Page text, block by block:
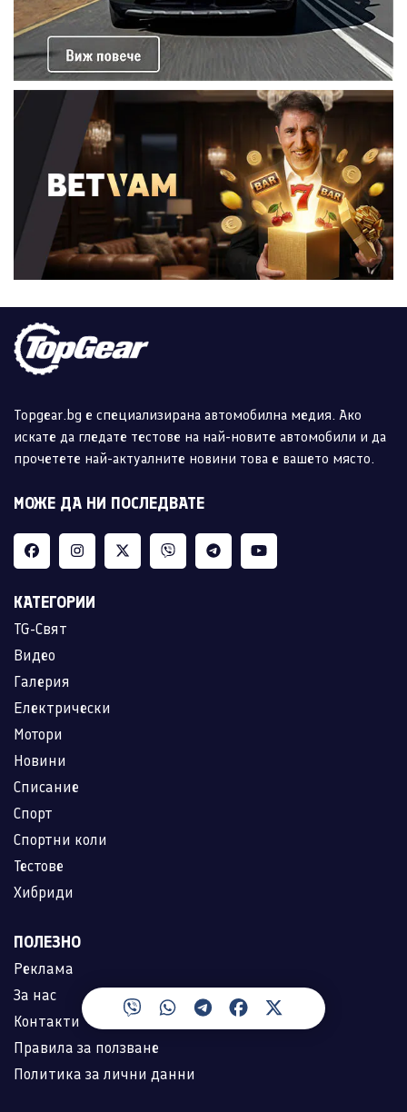
Topgear.bg е специализирана автомобилна медия. Ако
искате да гледате тестове на най-новите автомобили и да
прочетете най-актуалните новини това е вашето място.
МОЖЕ ДА НИ ПОСЛЕДВАТЕ
КАТЕГОРИИ
TG-Свят
Видео
Галерия
Електрически
Мотори
Новини
Списание
Спорт
Спортни коли
Тестове
Хибриди
ПОЛЕЗНО
Реклама
За нас
Контакти
Правила за ползване
Политика за лични данни